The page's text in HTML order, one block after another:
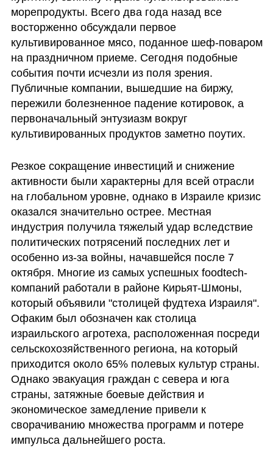
морепродукты. Всего два года назад все
восторженно обсуждали первое
культивированное мясо, поданное шеф-поваром
на праздничном приеме. Сегодня подобные
события почти исчезли из поля зрения.
Публичные компании, вышедшие на биржу,
пережили болезненное падение котировок, а
первоначальный энтузиазм вокруг
культивированных продуктов заметно поутих.
Резкое сокращение инвестиций и снижение
активности были характерны для всей отрасли
на глобальном уровне, однако в Израиле кризис
оказался значительно острее. Местная
индустрия получила тяжелый удар вследствие
политических потрясений последних лет и
особенно из-за войны, начавшейся после 7
октября. Многие из самых успешных foodtech-
компаний работали в районе Кирьят-Шмоны,
который объявили "столицей фудтеха Израиля".
Офаким был обозначен как столица
израильского агротеха, расположенная посреди
сельскохозяйственного региона, на который
приходится около 65% полевых культур страны.
Однако эвакуация граждан с севера и юга
страны, затяжные боевые действия и
экономическое замедление привели к
сворачиванию множества программ и потере
импульса дальнейшего роста.